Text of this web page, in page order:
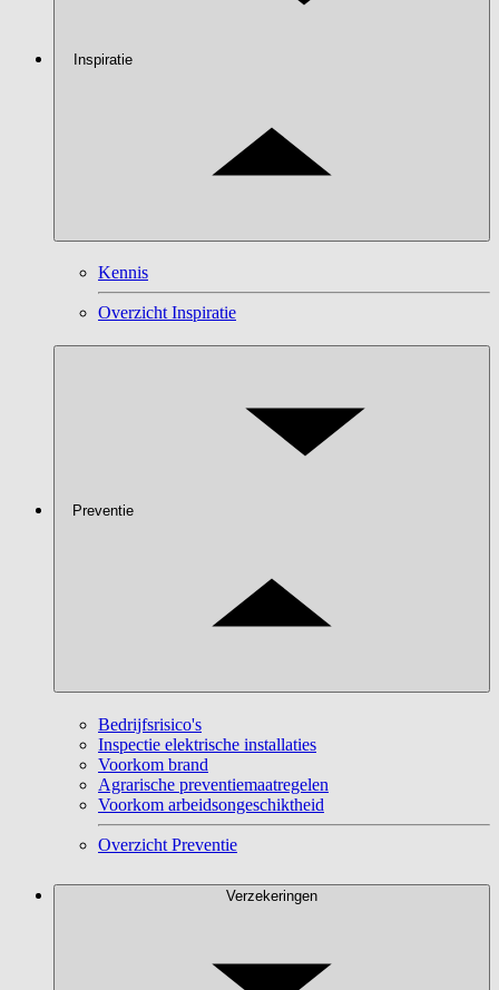
Inspiratie
Kennis
Overzicht Inspiratie
Preventie
Bedrijfsrisico's
Inspectie elektrische installaties
Voorkom brand
Agrarische preventiemaatregelen
Voorkom arbeidsongeschiktheid
Overzicht Preventie
Verzekeringen